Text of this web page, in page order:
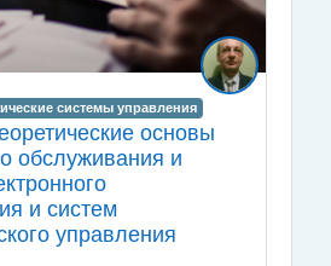
системы управления
основы
обслуживания и
и систем
управления